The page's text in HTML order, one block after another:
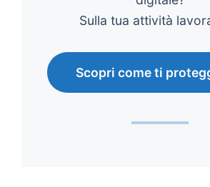
Sulla tua attività
Scopri come ti